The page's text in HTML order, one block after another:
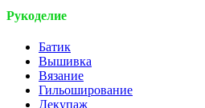
Рукоделие
Батик
Вышивка
Вязание
Гильоширование
Декупаж